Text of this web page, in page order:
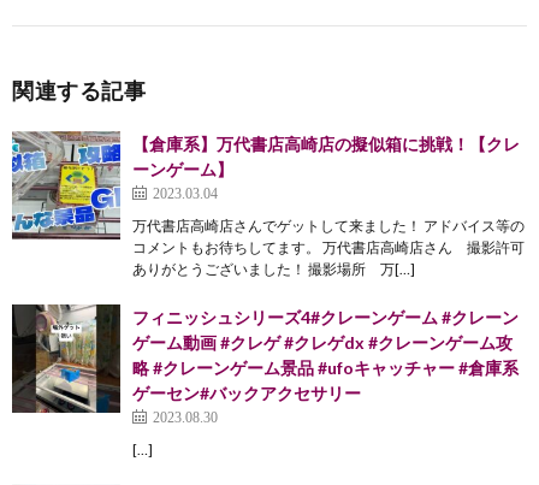
関連する記事
【倉庫系】万代書店高崎店の擬似箱に挑戦！【クレ
ーンゲーム】
2023.03.04
万代書店高崎店さんでゲットして来ました！ アドバイス等の
コメントもお待ちしてます。 万代書店高崎店さん 撮影許可
ありがとうございました！ 撮影場所 万[…]
フィニッシュシリーズ4#クレーンゲーム #クレーン
ゲーム動画 #クレゲ #クレゲdx #クレーンゲーム攻
略 #クレーンゲーム景品 #ufoキャッチャー #倉庫系
ゲーセン#バックアクセサリー
2023.08.30
[…]